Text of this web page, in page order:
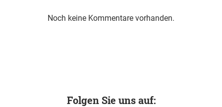
Noch keine Kommentare vorhanden.
Folgen Sie uns auf: